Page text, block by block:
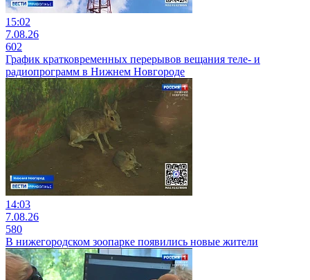
15:02
7.08.26
602
График кратковременных перерывов вещания теле- и
радиопрограмм в Нижнем Новгороде
14:03
7.08.26
580
В нижегородском зоопарке появились новые жители